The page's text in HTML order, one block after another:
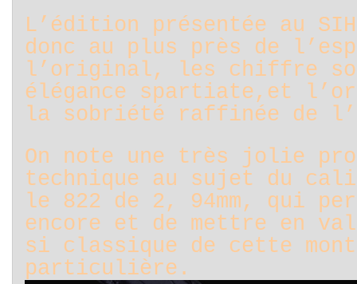
L’édition présentée au
donc au plus près de
l’original, les chiffre
élégance spartiate,et
la sobriété raffinée de
On note une très jolie
technique au sujet du
le 822 de 2, 94mm, qui
encore et de mettre en
si classique de cette
particulière.